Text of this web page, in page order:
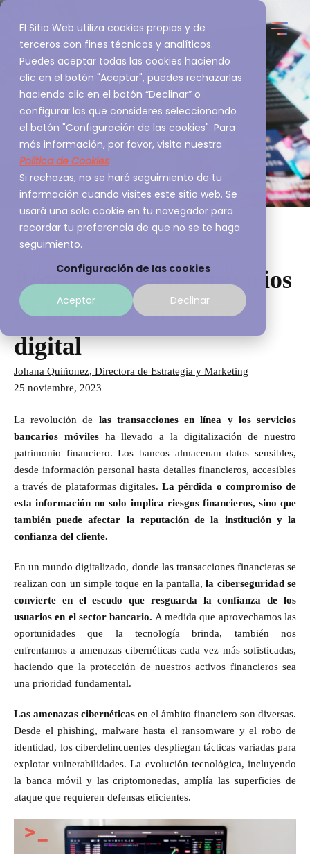
El Sitio Web utiliza cookies propias y de
terceros con fines técnicos y analíticos.
Puedes aceptar todas las cookies haciendo
clic en el botón "Aceptar", puedes rechazarlas
haciendo clic en el botón “Declinar” o
configurar las que consideres seleccionando
el botón "Configuración de las cookies". Para
más información, por favor, visita nuestra
Política de Cookies
Si rechazas, no se hará seguimiento de tu
información cuando visites este sitio web. Se
usará una sola cookie en tu navegador para
recordar tu preferencia de que no se te haga
seguimiento.
Configuración de las cookies
Aceptar Declinar
Protegiendo a los usuarios
de la banca en la era
digital
Johana Quiñonez, Directora de Estrategia y Marketing
25 noviembre, 2023
La revolución de las transacciones en línea y los servicios
bancarios móvilesha llevado a la digitalización de nuestro
patrimonio financiero. Los bancos almacenan datos sensibles,
desde información personal hasta detalles financieros, accesibles
a través de plataformas digitales.La pérdida o compromiso de
esta información no solo implica riesgos financieros, sino que
también puede afectar la reputación de la institución y la
confianza del cliente.
En un mundo digitalizado, donde las transacciones financieras se
realizan con un simple toque en la pantalla,la ciberseguridad se
convierte en el escudo que resguarda la confianza de los
usuarios en el sector bancario. A medida que aprovechamos las
oportunidades que la tecnología brinda, también nos
enfrentamos a amenazas cibernéticas cada vez más sofisticadas,
haciendo que la protección de nuestros activos financieros sea
una prioridad fundamental.
Las amenazas cibernéticas en el ámbito financiero son diversas.
Desde el phishing, malware hasta el ransomware y el robo de
identidad, los ciberdelincuentes despliegan tácticas variadas para
explotar vulnerabilidades. La evolución tecnológica, incluyendo
la banca móvil y las criptomonedas, amplía las superficies de
ataque que requieren defensas eficientes.